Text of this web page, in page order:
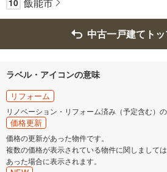
10
中古一戸建てト
ラベル・アイコンの意味
リフォーム
リノベーション・リフォーム済み（予定含む）
価格更新
価格の更新があった物件です。
複数の価格が表示されている物件に関しまして
あった場合に表示されます。